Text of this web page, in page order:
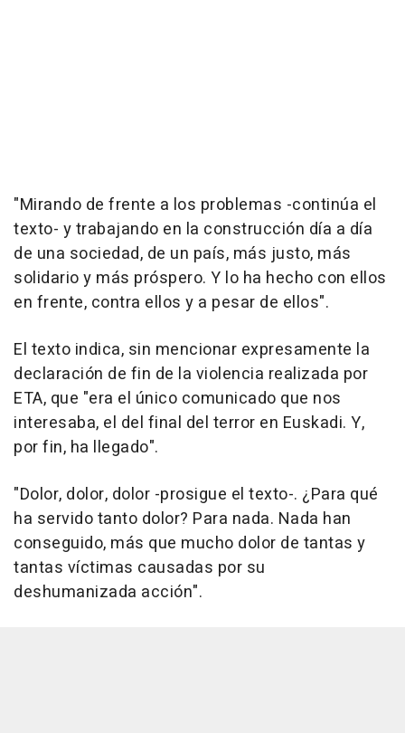
"Mirando de frente a los problemas -continúa el
texto- y trabajando en la construcción día a día
de una sociedad, de un país, más justo, más
solidario y más próspero. Y lo ha hecho con ellos
en frente, contra ellos y a pesar de ellos".
El texto indica, sin mencionar expresamente la
declaración de fin de la violencia realizada por
ETA, que "era el único comunicado que nos
interesaba, el del final del terror en Euskadi. Y,
por fin, ha llegado".
"Dolor, dolor, dolor -prosigue el texto-. ¿Para qué
ha servido tanto dolor? Para nada. Nada han
conseguido, más que mucho dolor de tantas y
tantas víctimas causadas por su
deshumanizada acción".